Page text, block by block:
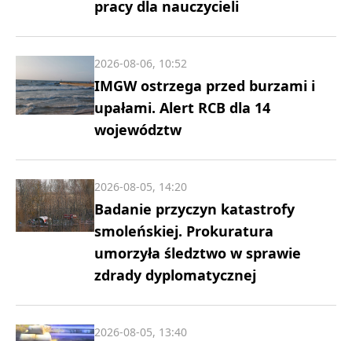
pracy dla nauczycieli
IMGW ostrzega przed burzami i
upałami. Alert RCB dla 14
województw
2026-08-06, 10:52
Badanie przyczyn katastrofy
smoleńskiej. Prokuratura
umorzyła śledztwo w sprawie
zdrady dyplomatycznej
2026-08-05, 14:20
2026-08-05, 13:40